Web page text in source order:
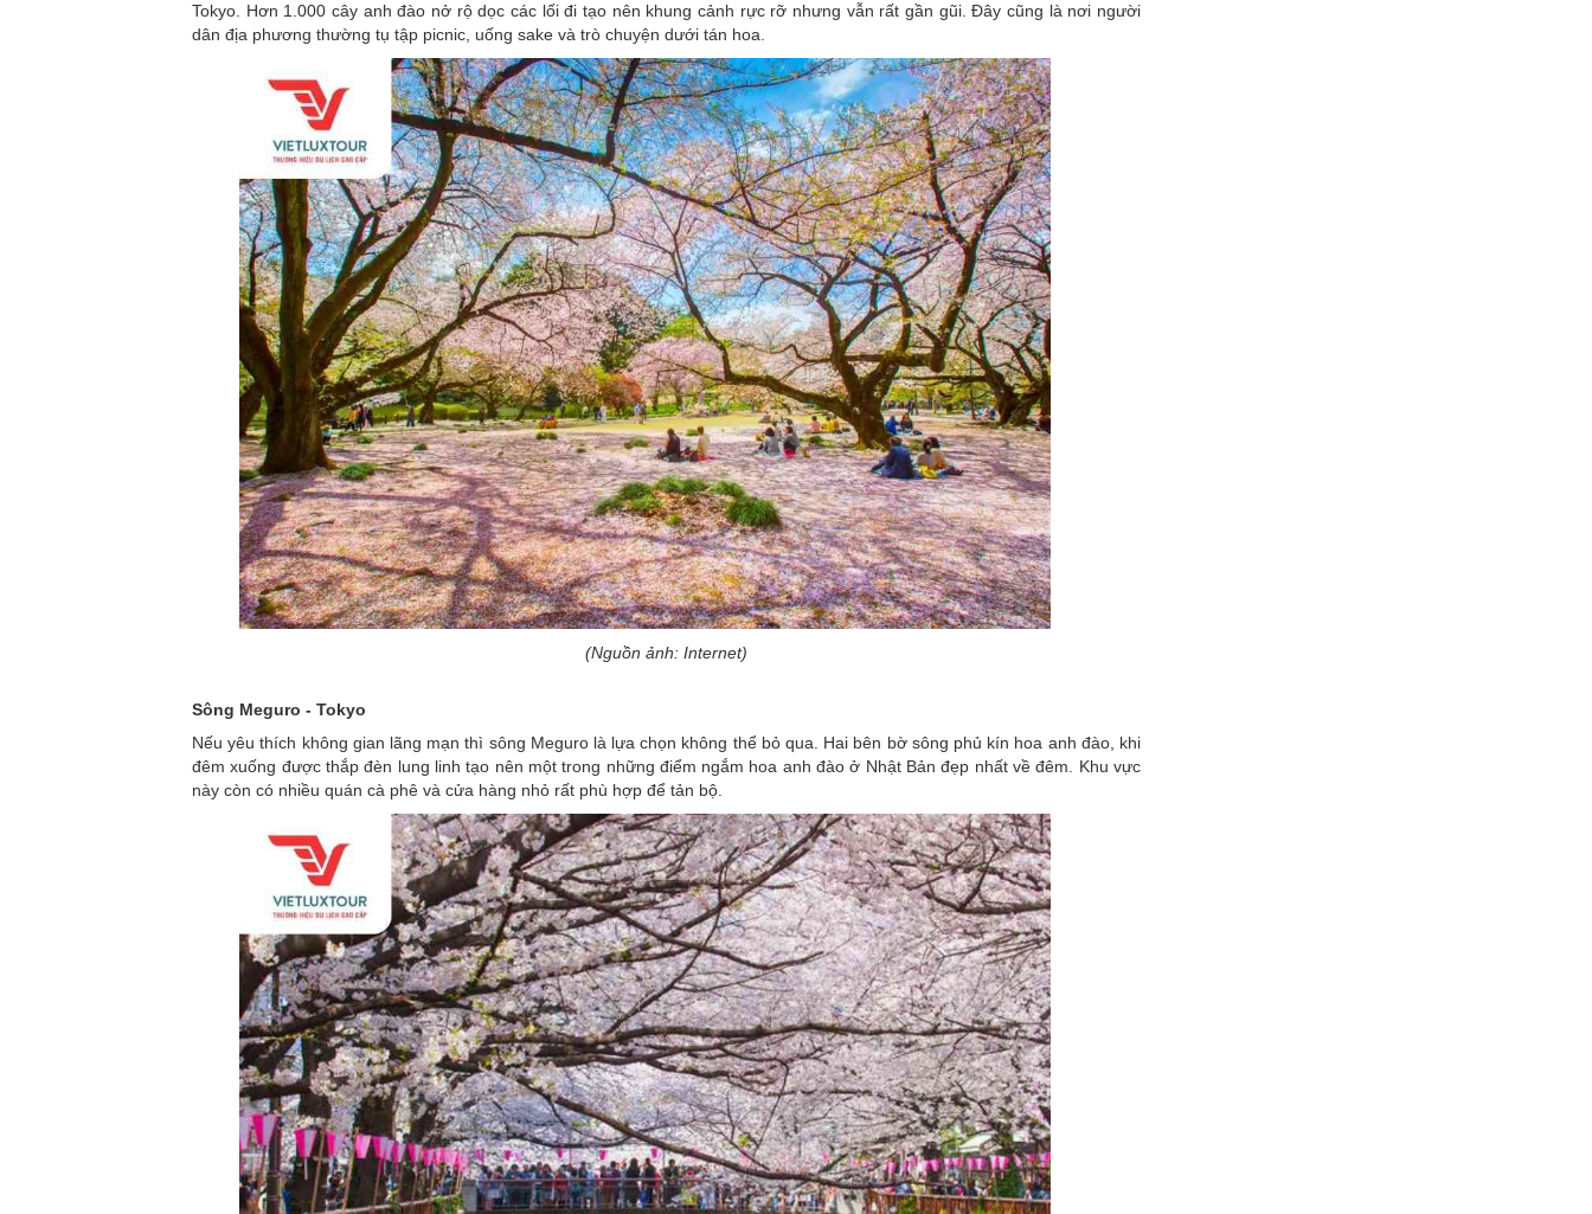
Tokyo. Hơn 1.000 cây anh đào nở rộ dọc các lối đi tạo nên khung cảnh rực rỡ nhưng vẫn rất gần gũi. Đây cũng là nơi người
dân địa phương thường tụ tập picnic, uống sake và trò chuyện dưới tán hoa.
(Nguồn ảnh: Internet)
Sông Meguro - Tokyo
Nếu yêu thích không gian lãng mạn thì sông Meguro là lựa chọn không thể bỏ qua. Hai bên bờ sông phủ kín hoa anh đào, khi
đêm xuống được thắp đèn lung linh tạo nên một trong những điểm ngắm hoa anh đào ở Nhật Bản đẹp nhất về đêm. Khu vực
này còn có nhiều quán cà phê và cửa hàng nhỏ rất phù hợp để tản bộ.